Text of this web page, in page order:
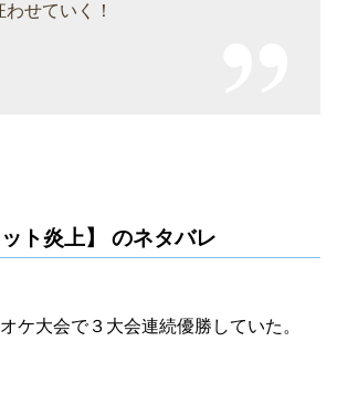
せていく！
ト炎上】 のネタバレ
ケ大会で３大会連続優勝していた。